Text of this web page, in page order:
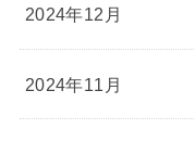
2024年12月
2024年11月